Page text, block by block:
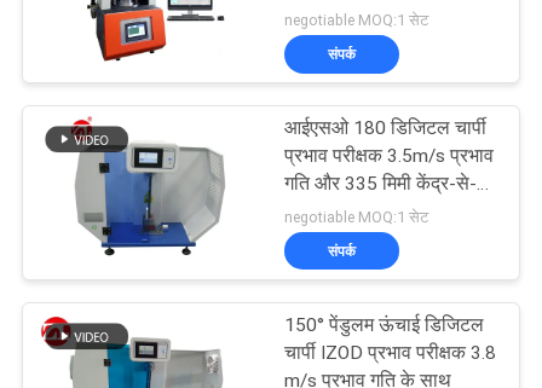
कारखाना
गुणवत्ता
नियंत्रण
संपर्क
करें
दो रोल मिल
70
negotiable MOQ:1 सेट
संपर्क
आईएसओ 180 डिजिटल चार्पी
प्रभाव परीक्षक 3.5m/s प्रभाव
गति और 335 मिमी केंद्र-से-
केंद्र दूरी के साथ
negotiable MOQ:1 सेट
संपर्क
150° पेंडुलम ऊंचाई डिजिटल
चार्पी IZOD प्रभाव परीक्षक 3.8
m/s प्रभाव गति के साथ